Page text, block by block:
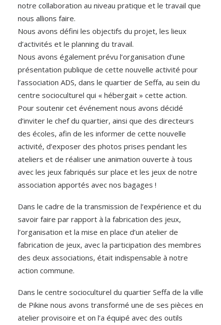
notre collaboration au niveau pratique et le travail que
nous allions faire.
Nous avons défini les objectifs du projet, les lieux
d’activités et le planning du travail.
Nous avons également prévu l’organisation d’une
présentation publique de cette nouvelle activité pour
l’association ADS, dans le quartier de Seffa, au sein du
centre socioculturel qui « hébergait » cette action.
Pour soutenir cet événement nous avons décidé
d’inviter le chef du quartier, ainsi que des directeurs
des écoles, afin de les informer de cette nouvelle
activité, d’exposer des photos prises pendant les
ateliers et de réaliser une animation ouverte à tous
avec les jeux fabriqués sur place et les jeux de notre
association apportés avec nos bagages !
Dans le cadre de la transmission de l’expérience et du
savoir faire par rapport à la fabrication des jeux,
l’organisation et la mise en place d’un atelier de
fabrication de jeux, avec la participation des membres
des deux associations, était indispensable à notre
action commune.
Dans le centre socioculturel du quartier Seffa de la ville
de Pikine nous avons transformé une de ses pièces en
atelier provisoire et on l’a équipé avec des outils